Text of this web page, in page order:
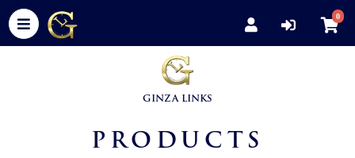
0
GINZA LINKS
PRODUCTS